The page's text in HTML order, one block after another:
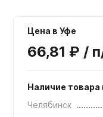
Цена в Уфе
66,81 ₽ /
Наличие товара
Челябинск